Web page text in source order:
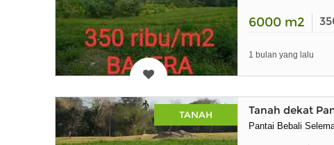
6000 m2
1 bulan yang lalu
TANAH Tanah dekat
Pantai Bebali